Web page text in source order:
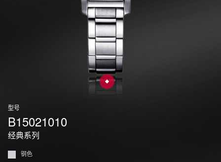
型号
B15021010
经典系列
钢色